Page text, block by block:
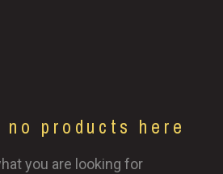
products here
you are looking for